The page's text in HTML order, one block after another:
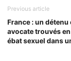
Previous article
France : un détenu
avocate trouvés
ébat sexuel dans